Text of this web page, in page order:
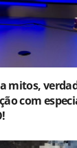
mitos,
com